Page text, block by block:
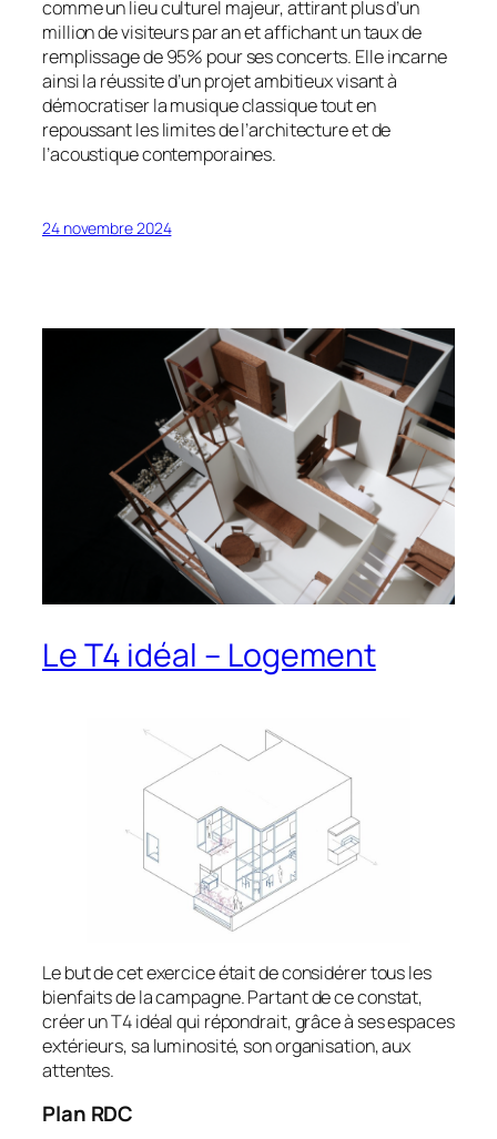
comme un lieu culturel majeur, attirant plus d’un
million de visiteurs par an et affichant un taux de
remplissage de 95% pour ses concerts. Elle incarne
ainsi la réussite d’un projet ambitieux visant à
démocratiser la musique classique tout en
repoussant les limites de l’architecture et de
l’acoustique contemporaines.
24 novembre 2024
Le T4 idéal – Logement
Le but de cet exercice était de considérer tous les
bienfaits de la campagne. Partant de ce constat,
créer un T4 idéal qui répondrait, grâce à ses espaces
extérieurs, sa luminosité, son organisation, aux
attentes.
Plan RDC